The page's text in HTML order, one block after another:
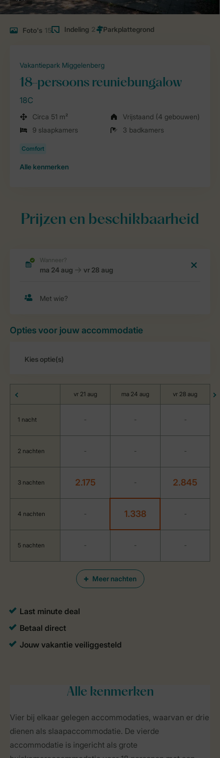
Foto's 15 Indeling 2
Vakantiepark Miggelenberg
18-persoons reuniebungalow
18C
Circa 51 m²
Vrijstaand (4 gebouwen)
9 slaapkamers
3 badkamers
Alle kenmerken
Prijzen en beschikbaarheid
Opties voor jouw accommodatie
Meer nachten
vr 21 aug ma 24 aug vr 28 aug
1 nacht - - -
2 nachten - - -
3 nachten 2.175 - 2.845
4 nachten - 1.338 -
5 nachten - - -
Alle kenmerken
Vier bij elkaar gelegen accommodaties, waarvan er drie
dienen als slaapaccommodatie. De vierde
accommodatie is ingericht als grote